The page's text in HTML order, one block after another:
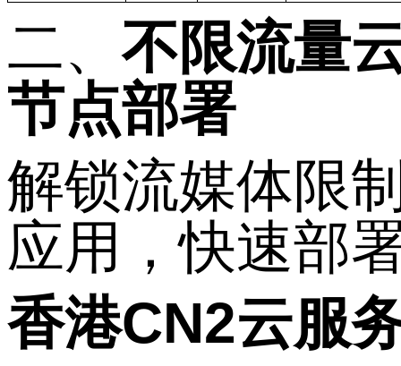
二、不限流量
节点部署
解锁流媒体限
应用，快速部
香港CN2云服